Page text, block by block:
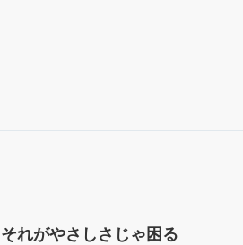
それがやさしさじゃ困る